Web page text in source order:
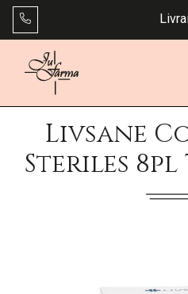
Livsane
Steriles 8pl